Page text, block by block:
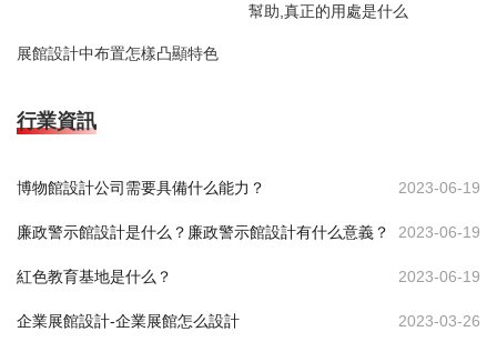
幫助,真正的用處是什么
展館設計中布置怎樣凸顯特色
行業資訊
博物館設計公司需要具備什么能力？ 2023-06-19
廉政警示館設計是什么？廉政警示館設計有什么意義？ 2023-06-19
紅色教育基地是什么？ 2023-06-19
企業展館設計-企業展館怎么設計 2023-03-26